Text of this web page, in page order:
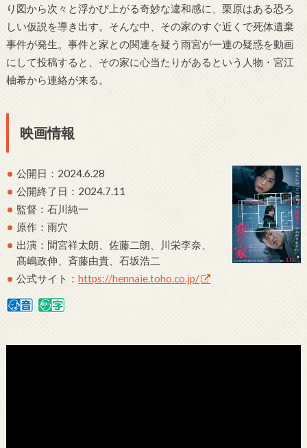
り図から次々と浮かび上がる奇妙な違和感に、栗原はある恐ろ
しい仮説を導き出す。そんな中、その家のすぐ近くで死体遺棄
事件が発生。事件と家との関連を疑う雨宮が一連の疑惑を動画
にして投稿すると、その家に心当たりがあるという人物・宮江
柚希から連絡が来る。
映画情報
公開日：2024.6.28
公開終了日：2024.7.11
監督：石川純一
原作：雨穴
出演：間宮祥太朗、佐藤二朗、川栄李奈、
髙嶋政伸、斉藤由貴、石坂浩二
公式サイト：https://hennaie.toho.co.jp/